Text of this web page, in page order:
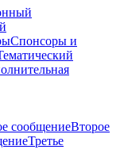
Спонсоры и
сообщениеВторое
Третье